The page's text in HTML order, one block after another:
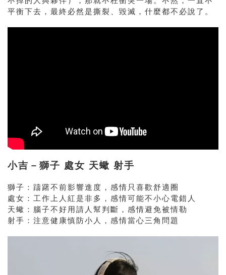
平衡下去，最終必然是撕裂、毀滅，什麼都不必說了。
小吉－獅子 處女 天蠍 射手
獅子：躊躇不前影響進度，感情只喜歡舒適圈
處女：工作上人紅是非多，感情可能不小心電錯人
天蠍：腦子不好用請人幫判斷，感情避免被情勒
射手：注意健康慎防小人，感情當心三角問題